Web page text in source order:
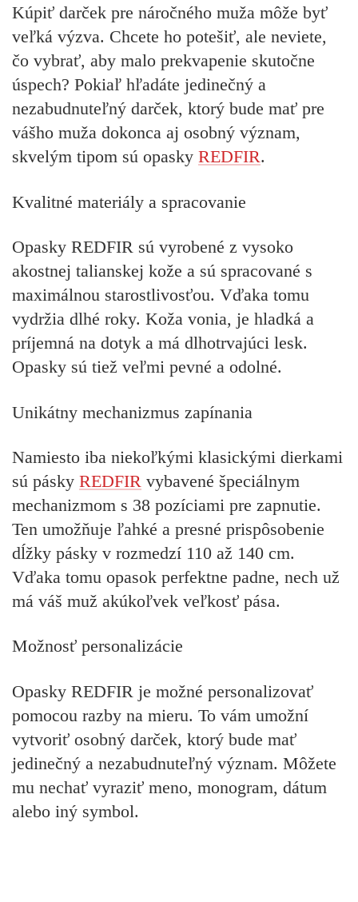
Kúpiť darček pre náročného muža môže byť
veľká výzva. Chcete ho potešiť, ale neviete,
čo vybrať, aby malo prekvapenie skutočne
úspech? Pokiaľ hľadáte jedinečný a
nezabudnuteľný darček, ktorý bude mať pre
vášho muža dokonca aj osobný význam,
skvelým tipom sú opasky REDFIR.
Kvalitné materiály a spracovanie
Opasky REDFIR sú vyrobené z vysoko
akostnej talianskej kože a sú spracované s
maximálnou starostlivosťou. Vďaka tomu
vydržia dlhé roky. Koža vonia, je hladká a
príjemná na dotyk a má dlhotrvajúci lesk.
Opasky sú tiež veľmi pevné a odolné.
Unikátny mechanizmus zapínania
Namiesto iba niekoľkými klasickými dierkami
sú pásky REDFIR vybavené špeciálnym
mechanizmom s 38 pozíciami pre zapnutie.
Ten umožňuje ľahké a presné prispôsobenie
dĺžky pásky v rozmedzí 110 až 140 cm.
Vďaka tomu opasok perfektne padne, nech už
má váš muž akúkoľvek veľkosť pása.
Možnosť personalizácie
Opasky REDFIR je možné personalizovať
pomocou razby na mieru. To vám umožní
vytvoriť osobný darček, ktorý bude mať
jedinečný a nezabudnuteľný význam. Môžete
mu nechať vyraziť meno, monogram, dátum
alebo iný symbol.